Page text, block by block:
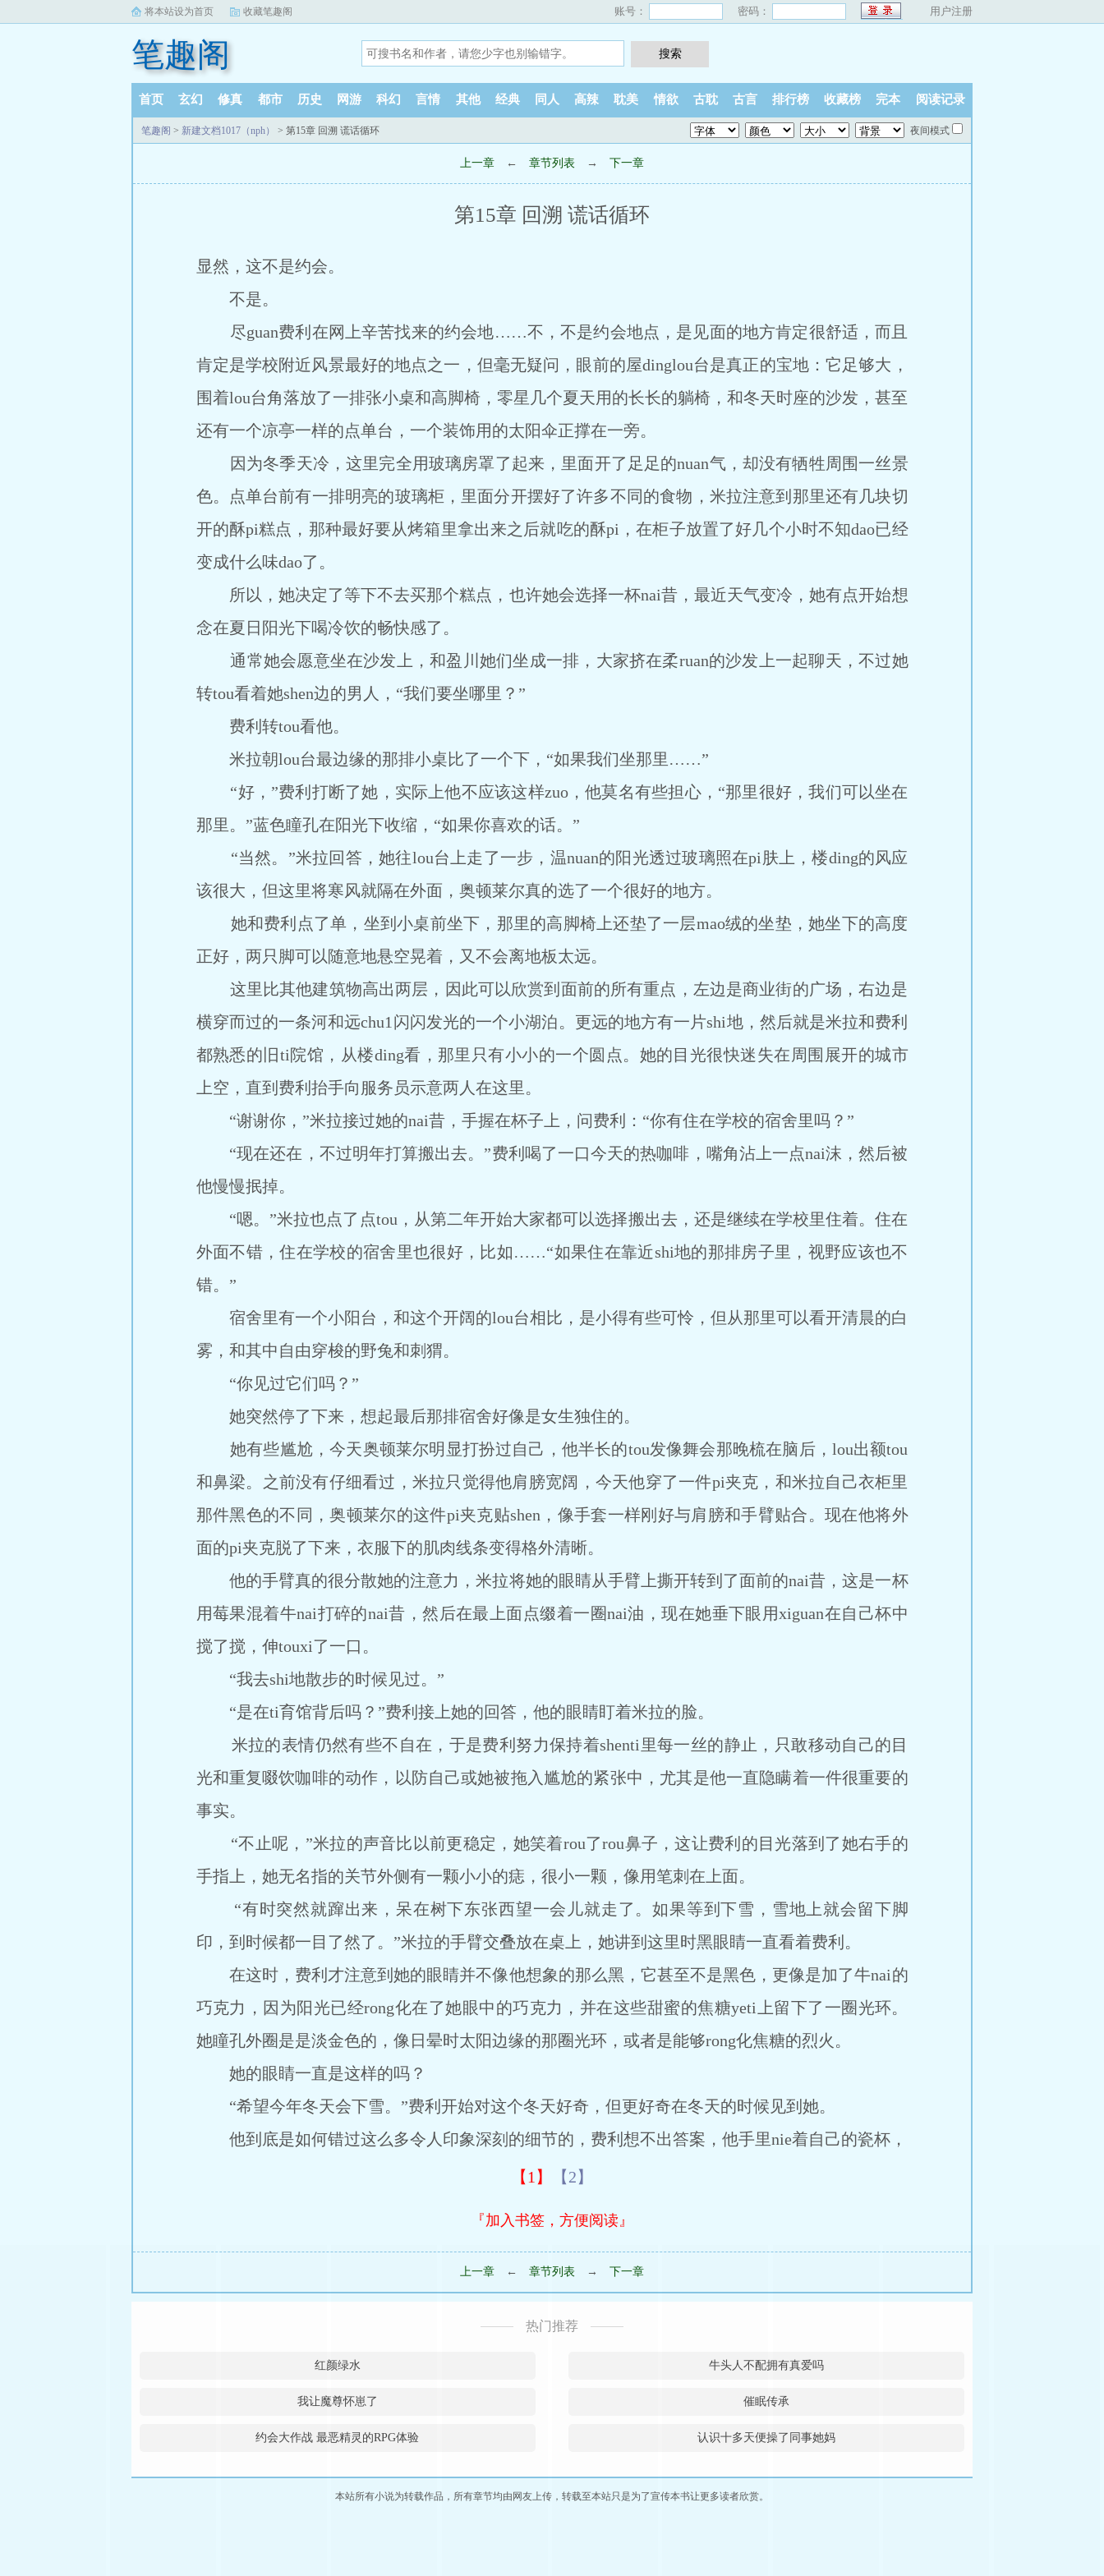
将本站设为首页 收藏笔趣阁 账号： 密码： 用户注册
笔趣阁
首页 玄幻 修真 都市 历史 网游 科幻 言情 其他 经典 同人 高辣 耽美 情欲 古耽 古言 排行榜 收藏榜 完本 阅读记录
笔趣阁 > 新建文档1017（nph） > 第15章 回溯 谎话循环 夜间模式
上一章 ← 章节列表 → 下一章
第15章 回溯 谎话循环
显然，这不是约会。
不是。
尽guan费利在网上辛苦找来的约会地……不，不是约会地点，是见面的地方肯定很舒适，而且
肯定是学校附近风景最好的地点之一，但毫无疑问，眼前的屋dinglou台是真正的宝地：它足够大，
围着lou台角落放了一排张小桌和高脚椅，零星几个夏天用的长长的躺椅，和冬天时座的沙发，甚至
还有一个凉亭一样的点单台，一个装饰用的太阳伞正撑在一旁。
因为冬季天冷，这里完全用玻璃房罩了起来，里面开了足足的nuan气，却没有牺牲周围一丝景
色。点单台前有一排明亮的玻璃柜，里面分开摆好了许多不同的食物，米拉注意到那里还有几块切
开的酥pi糕点，那种最好要从烤箱里拿出来之后就吃的酥pi，在柜子放置了好几个小时不知dao已经
变成什么味dao了。
所以，她决定了等下不去买那个糕点，也许她会选择一杯nai昔，最近天气变冷，她有点开始想
念在夏日阳光下喝冷饮的畅快感了。
通常她会愿意坐在沙发上，和盈川她们坐成一排，大家挤在柔ruan的沙发上一起聊天，不过她
转tou看着她shen边的男人，“我们要坐哪里？”
费利转tou看他。
米拉朝lou台最边缘的那排小桌比了一个下，“如果我们坐那里……”
“好，”费利打断了她，实际上他不应该这样zuo，他莫名有些担心，“那里很好，我们可以坐在
那里。”蓝色瞳孔在阳光下收缩，“如果你喜欢的话。”
“当然。”米拉回答，她往lou台上走了一步，温nuan的阳光透过玻璃照在pi肤上，楼ding的风应
该很大，但这里将寒风就隔在外面，奥顿莱尔真的选了一个很好的地方。
她和费利点了单，坐到小桌前坐下，那里的高脚椅上还垫了一层mao绒的坐垫，她坐下的高度
正好，两只脚可以随意地悬空晃着，又不会离地板太远。
这里比其他建筑物高出两层，因此可以欣赏到面前的所有重点，左边是商业街的广场，右边是
横穿而过的一条河和远chu1闪闪发光的一个小湖泊。更远的地方有一片shi地，然后就是米拉和费利
都熟悉的旧ti院馆，从楼ding看，那里只有小小的一个圆点。她的目光很快迷失在周围展开的城市
上空，直到费利抬手向服务员示意两人在这里。
“谢谢你，”米拉接过她的nai昔，手握在杯子上，问费利：“你有住在学校的宿舍里吗？”
“现在还在，不过明年打算搬出去。”费利喝了一口今天的热咖啡，嘴角沾上一点nai沫，然后被
他慢慢抿掉。
“嗯。”米拉也点了点tou，从第二年开始大家都可以选择搬出去，还是继续在学校里住着。住在
外面不错，住在学校的宿舍里也很好，比如……“如果住在靠近shi地的那排房子里，视野应该也不
错。”
宿舍里有一个小阳台，和这个开阔的lou台相比，是小得有些可怜，但从那里可以看开清晨的白
雾，和其中自由穿梭的野兔和刺猬。
“你见过它们吗？”
她突然停了下来，想起最后那排宿舍好像是女生独住的。
她有些尴尬，今天奥顿莱尔明显打扮过自己，他半长的tou发像舞会那晚梳在脑后，lou出额tou
和鼻梁。之前没有仔细看过，米拉只觉得他肩膀宽阔，今天他穿了一件pi夹克，和米拉自己衣柜里
那件黑色的不同，奥顿莱尔的这件pi夹克贴shen，像手套一样刚好与肩膀和手臂贴合。现在他将外
面的pi夹克脱了下来，衣服下的肌肉线条变得格外清晰。
他的手臂真的很分散她的注意力，米拉将她的眼睛从手臂上撕开转到了面前的nai昔，这是一杯
用莓果混着牛nai打碎的nai昔，然后在最上面点缀着一圈nai油，现在她垂下眼用xiguan在自己杯中
搅了搅，伸touxi了一口。
“我去shi地散步的时候见过。”
“是在ti育馆背后吗？”费利接上她的回答，他的眼睛盯着米拉的脸。
米拉的表情仍然有些不自在，于是费利努力保持着shenti里每一丝的静止，只敢移动自己的目
光和重复啜饮咖啡的动作，以防自己或她被拖入尴尬的紧张中，尤其是他一直隐瞒着一件很重要的
事实。
“不止呢，”米拉的声音比以前更稳定，她笑着rou了rou鼻子，这让费利的目光落到了她右手的
手指上，她无名指的关节外侧有一颗小小的痣，很小一颗，像用笔刺在上面。
“有时突然就蹿出来，呆在树下东张西望一会儿就走了。如果等到下雪，雪地上就会留下脚
印，到时候都一目了然了。”米拉的手臂交叠放在桌上，她讲到这里时黑眼睛一直看着费利。
在这时，费利才注意到她的眼睛并不像他想象的那么黑，它甚至不是黑色，更像是加了牛nai的
巧克力，因为阳光已经rong化在了她眼中的巧克力，并在这些甜蜜的焦糖yeti上留下了一圈光环。
她瞳孔外圈是是淡金色的，像日晕时太阳边缘的那圈光环，或者是能够rong化焦糖的烈火。
她的眼睛一直是这样的吗？
“希望今年冬天会下雪。”费利开始对这个冬天好奇，但更好奇在冬天的时候见到她。
他到底是如何错过这么多令人印象深刻的细节的，费利想不出答案，他手里nie着自己的瓷杯，
【1】 【2】
『加入书签，方便阅读』
上一章 ← 章节列表 → 下一章
热门推荐
红颜绿水 牛头人不配拥有真爱吗
我让魔尊怀崽了 催眠传承
约会大作战 最恶精灵的RPG体验 认识十多天便操了同事她妈
本站所有小说为转载作品，所有章节均由网友上传，转载至本站只是为了宣传本书让更多读者欣赏。